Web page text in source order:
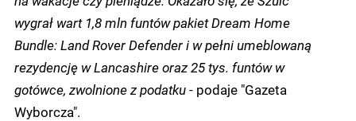
wygrał wart 1,8 mln funtów pakiet Dream Home
Bundle: Land Rover Defender i w pełni umeblowaną
rezydencję w Lancashire oraz 25 tys. funtów w
gotówce, zwolnione z podatku- podaje "Gazeta
Wyborcza".